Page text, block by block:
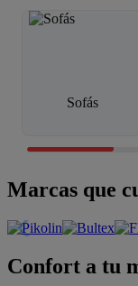
Sofás
Marcas que
Confort a tu